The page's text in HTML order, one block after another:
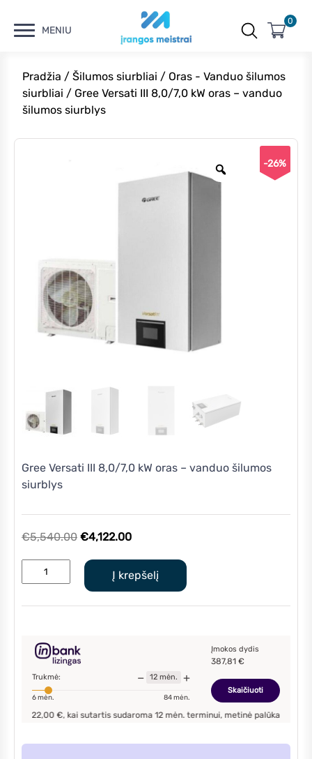
MENIU
0
Pradžia / Šilumos siurbliai / Oras - Vanduo šilumos
siurbliai / Gree Versati III 8,0/7,0 kW oras – vanduo
šilumos siurblys
-26%
Gree Versati III 8,0/7,0 kW oras – vanduo šilumos
siurblys
€5,540.00 Original
was:
€5,540.00.
€4,122.00Current
is:
€4,122.00.
produkto
kiekis:
8,0/7,0
oras
vanduo
siurblys
Į krepšelį
Trukmė: − 12 mėn. +
6mėn. 84mėn.
Įmokos dydis
387,81 €
Skaičiuoti
€, kai sutartis sudaroma12mėn. terminui, metinė palūkanų norma –